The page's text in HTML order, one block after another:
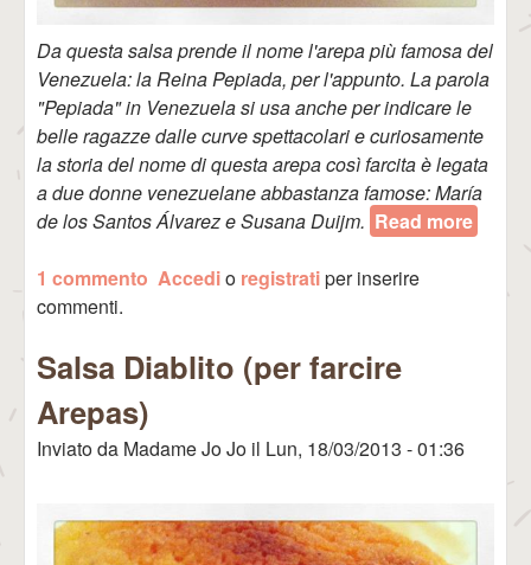
Da questa salsa prende il nome l'arepa più famosa del
Venezuela: la Reina Pepiada, per l'appunto. La parola
"Pepiada" in Venezuela si usa anche per indicare le
belle ragazze dalle curve spettacolari e curiosamente
la storia del nome di questa arepa così farcita è legata
a due donne venezuelane abbastanza famose: María
de los Santos Álvarez e Susana Duijm. Read more
1 commento Accedio registratiper inserire
commenti.
Salsa Diablito (per farcire
Arepas)
Inviato da Madame Jo Jo il Lun, 18/03/2013 - 01:36